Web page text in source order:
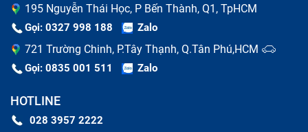
trạng này:
Đầu tiên có thể kể tới do bạn sử dụng sạc Adapter
không chính hãng, không tương thích với điện thoại
khiến dòng điện ra vào không ổn định giữa nguồn
Do bạn thường xuyên sạc máy ở môi trường ẩm
ướt, hay vô tình để nước ngấm dần vào Adapter
195 Nguyễn Thái Học, P Bến Thành, Q1, TpHCM
Gọi: 0327 998 188 Zalo
721 Trường Chinh, P.Tây Thạnh, Q.Tân Phú,HCM
Gọi: 0835 001 511 Zalo
HOTLINE
028 3957 2222